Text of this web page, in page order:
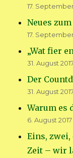
17.
Neues
17.
„Wat fier
31. August
Der
31. August
Warum es
6. August 2017
Eins,
Zeit – wir